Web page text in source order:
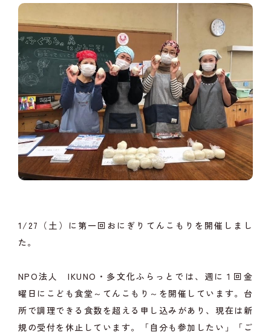
1/27（土）に第一回おにぎりてんこもりを開催しまし
た。
NPO法人 IKUNO・多文化ふらっとでは、週に１回金
曜日にこども食堂～てんこもり～を開催しています。台
所で調理できる食数を超える申し込みがあり、現在は新
規の受付を休止しています。「自分も参加したい」「ご